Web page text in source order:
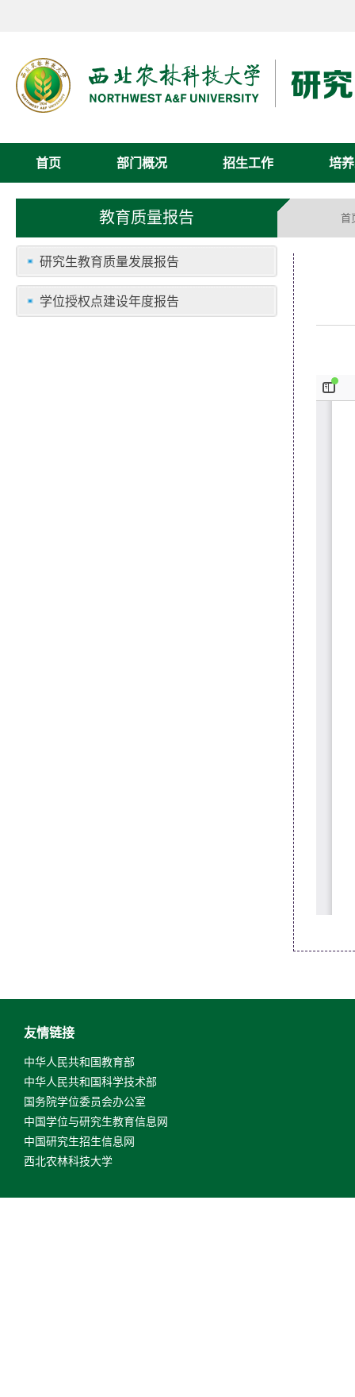
首页 部门概况 招生工作 培
教育质量报告 首
研究生教育质量发展报告
学位授权点建设年度报告
友情链接
中华人民共和国教育部
中华人民共和国科学技术部
国务院学位委员会办公室
中国学位与研究生教育信息网
中国研究生招生信息网
西北农林科技大学